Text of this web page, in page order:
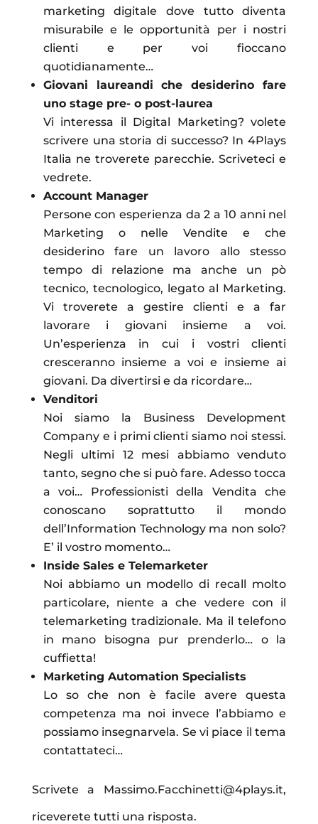
marketing digitale dove tutto diventa
misurabile e le opportunità per i nostri
clienti e per voi fioccano
quotidianamente…
Giovani laureandi che desiderino fare
uno stage pre- o post-laurea
Vi interessa il Digital Marketing? volete
scrivere una storia di successo? In 4Plays
Italia ne troverete parecchie. Scriveteci e
vedrete.
Account Manager
Persone con esperienza da 2 a 10 anni nel
Marketing o nelle Vendite e che
desiderino fare un lavoro allo stesso
tempo di relazione ma anche un pò
tecnico, tecnologico, legato al Marketing.
Vi troverete a gestire clienti e a far
lavorare i giovani insieme a voi.
Un’esperienza in cui i vostri clienti
cresceranno insieme a voi e insieme ai
giovani. Da divertirsi e da ricordare…
Venditori
Noi siamo la Business Development
Company e i primi clienti siamo noi stessi.
Negli ultimi 12 mesi abbiamo venduto
tanto, segno che si può fare. Adesso tocca
a voi… Professionisti della Vendita che
conoscano soprattutto il mondo
dell’Information Technology ma non solo?
E’ il vostro momento…
Inside Sales e Telemarketer
Noi abbiamo un modello di recall molto
particolare, niente a che vedere con il
telemarketing tradizionale. Ma il telefono
in mano bisogna pur prenderlo… o la
cuffietta!
Marketing Automation Specialists
Lo so che non è facile avere questa
competenza ma noi invece l’abbiamo e
possiamo insegnarvela. Se vi piace il tema
contattateci…
Scrivete a Massimo.Facchinetti@4plays.it,
riceverete tutti una risposta.